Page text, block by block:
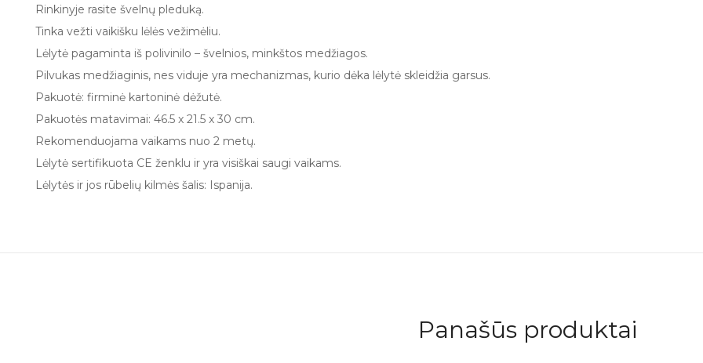
Rinkinyje rasite švelnų pleduką.
Tinka vežti vaikišku lėlės vežimėliu.
Lėlytė pagaminta iš polivinilo – švelnios, minkštos medžiagos.
Pilvukas medžiaginis, nes viduje yra mechanizmas, kurio dėka lėlytė skleidžia garsus.
Pakuotė: firminė kartoninė dėžutė.
Pakuotės matavimai: 46.5 x 21.5 x 30 cm.
Rekomenduojama vaikams nuo 2 metų.
Lėlytė sertifikuota CE ženklu ir yra visiškai saugi vaikams.
Lėlytės ir jos rūbelių kilmės šalis: Ispanija.
Panašūs produktai